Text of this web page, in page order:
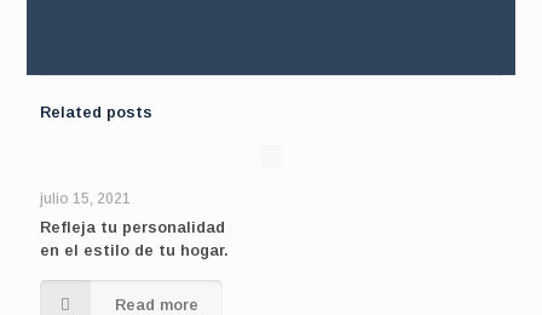
Related posts
julio 15, 2021
Refleja tu personalidad
en el estilo de tu hogar.
Read more